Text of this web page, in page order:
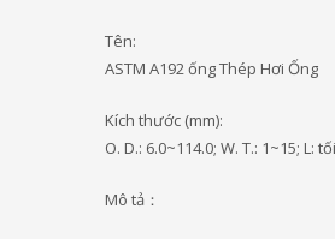
Tên:
ASTM A192 ống Thép Hơi Ống
Kích thước (mm):
O. D.: 6.0~114.0; W. T.: 1~15; L:
Mô tả：